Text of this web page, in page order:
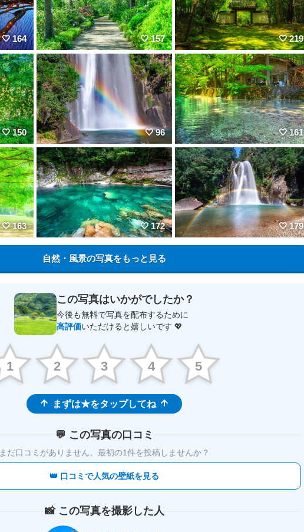
164 157 219
150 96 161
163 172 179
自然・風景の写真をもっと見る
この写真はいかがでしたか？
今後も無料で写真を配布するために
高評価いただけると嬉しいです 💖
1 2 3 4 5
まずは★をタップしてね
💬 この写真の口コミ
まだ口コミがありません。 最初の1件を投稿しませんか？
👑 口コミで人気の壁紙を見る
📸 この写真を撮影した人